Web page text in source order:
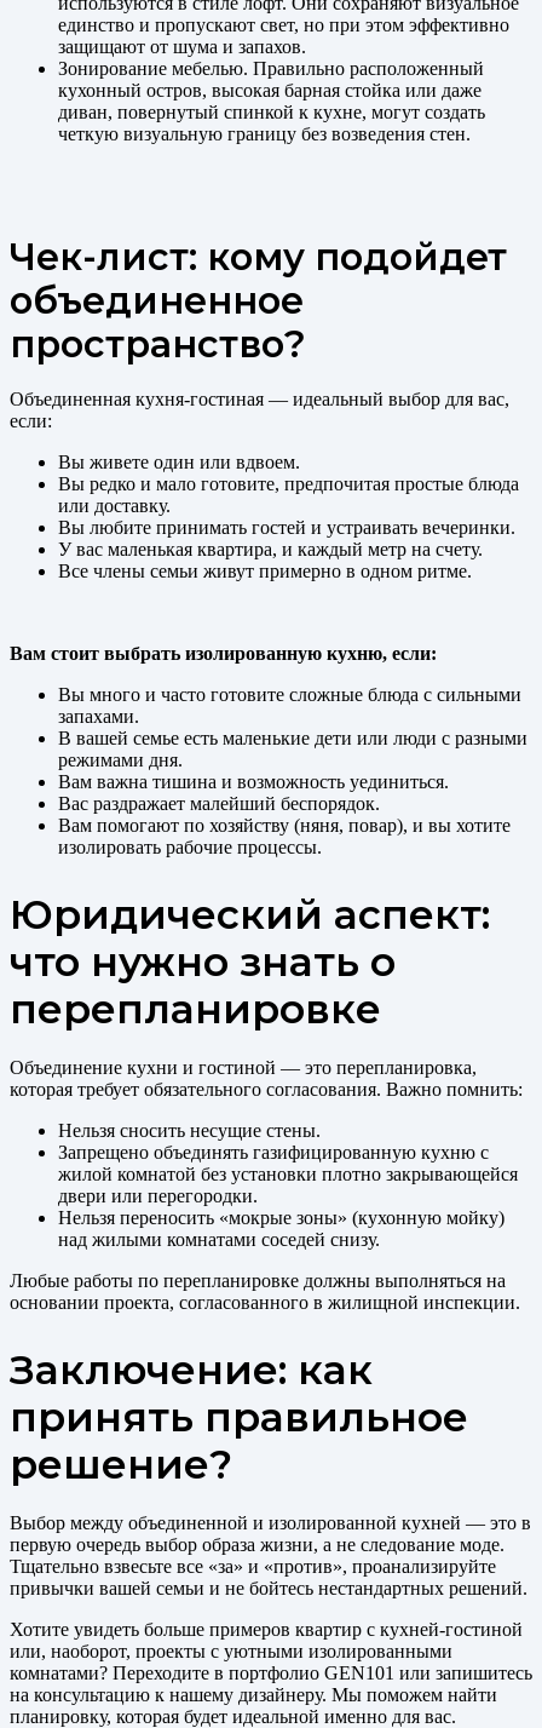
единство и пропускают свет, но при этом эффективно
защищают от шума и запахов.
Зонирование мебелью. Правильно расположенный
кухонный остров, высокая барная стойка или даже
диван, повернутый спинкой к кухне, могут создать
четкую визуальную границу без возведения стен.
Чек-лист: кому подойдет
объединенное
пространство?
Объединенная кухня-гостиная — идеальный выбор для вас,
если:
Вы живете один или вдвоем.
Вы редко и мало готовите, предпочитая простые блюда
или доставку.
Вы любите принимать гостей и устраивать вечеринки.
У вас маленькая квартира, и каждый метр на счету.
Все члены семьи живут примерно в одном ритме.
Вам стоит выбрать изолированную кухню, если:
Вы много и часто готовите сложные блюда с сильными
запахами.
В вашей семье есть маленькие дети или люди с разными
режимами дня.
Вам важна тишина и возможность уединиться.
Вас раздражает малейший беспорядок.
Вам помогают по хозяйству (няня, повар), и вы хотите
изолировать рабочие процессы.
Юридический аспект:
что нужно знать о
перепланировке
Объединение кухни и гостиной — это перепланировка,
которая требует обязательного согласования. Важно помнить:
Нельзя сносить несущие стены.
Запрещено объединять газифицированную кухню с
жилой комнатой без установки плотно закрывающейся
двери или перегородки.
Нельзя переносить «мокрые зоны» (кухонную мойку)
над жилыми комнатами соседей снизу.
Любые работы по перепланировке должны выполняться на
основании проекта, согласованного в жилищной инспекции.
Заключение: как
принять правильное
решение?
Выбор между объединенной и изолированной кухней — это в
первую очередь выбор образа жизни, а не следование моде.
Тщательно взвесьте все «за» и «против», проанализируйте
привычки вашей семьи и не бойтесь нестандартных решений.
Хотите увидеть больше примеров квартир с кухней-гостиной
или, наоборот, проекты с уютными изолированными
комнатами? Переходите в портфолио GEN101 или запишитесь
на консультацию к нашему дизайнеру. Мы поможем найти
планировку, которая будет идеальной именно для вас.